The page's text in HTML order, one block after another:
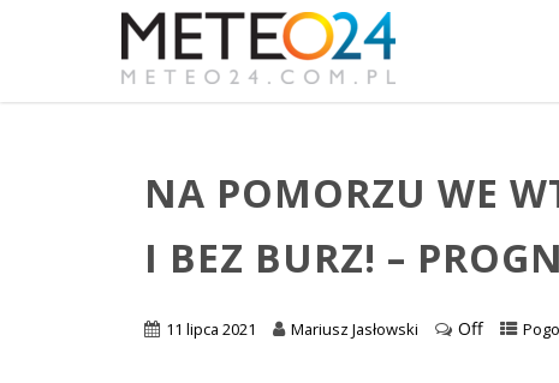
NA POMORZU WE
I BEZ BURZ! –
11 lipca 2021 Mariusz Jasłowski Off